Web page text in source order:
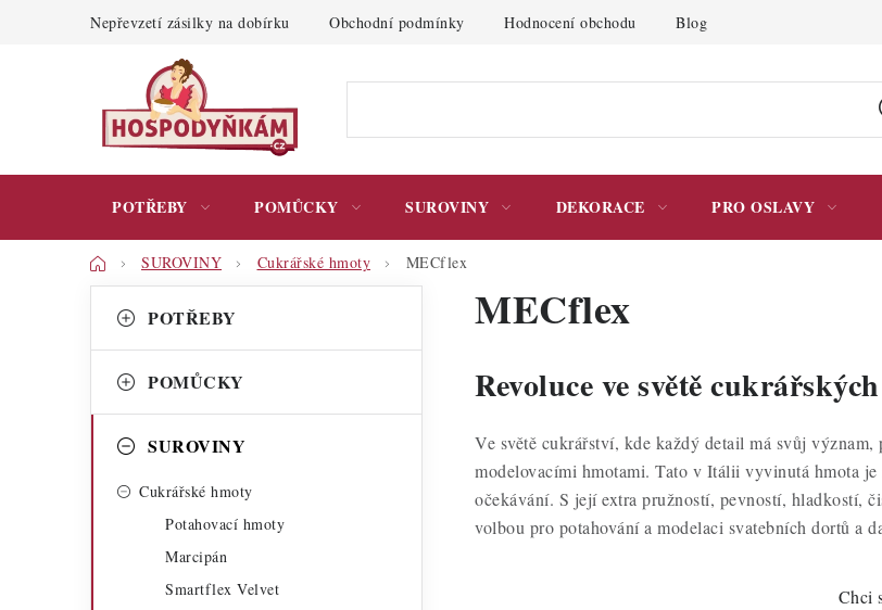
Nepřevzetí zásilky na dobírku Obchodní podmínky Hodnocení obchodu Blog
POTŘEBY POMŮCKY SUROVINY DEKORACE PRO OSLAVY
DomůSUROVINY Cukrářské hmoty MECflex
o
t
kategorie
a
e
POTŘEBY
POMŮCKY
SUROVINY
Cukrářské hmoty
Potahovací hmoty
Marcipán
Smartflex Velvet
MECflex
Revoluce ve světě
Ve světě cukrářství, kde každý detail má svůj
modelovacími hmotami. Tato v Itálii vyvinutá hmota
očekávání. S její extra pružností, pevností, hladkostí,
volbou pro potahování a modelaci svatebních dortů a
Chci